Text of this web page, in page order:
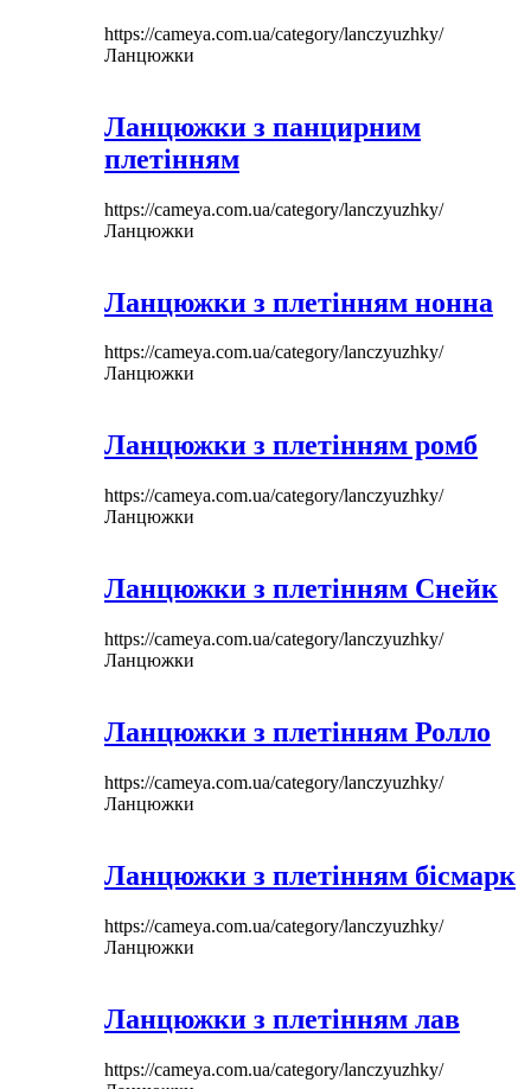
https://cameya.com.ua/category/lanczyuzhky/
Ланцюжки
Ланцюжки з панцирним
плетінням
https://cameya.com.ua/category/lanczyuzhky/
Ланцюжки
Ланцюжки з плетінням нонна
https://cameya.com.ua/category/lanczyuzhky/
Ланцюжки
Ланцюжки з плетінням ромб
https://cameya.com.ua/category/lanczyuzhky/
Ланцюжки
Ланцюжки з плетінням Снейк
https://cameya.com.ua/category/lanczyuzhky/
Ланцюжки
Ланцюжки з плетінням Ролло
https://cameya.com.ua/category/lanczyuzhky/
Ланцюжки
Ланцюжки з плетінням бісмарк
https://cameya.com.ua/category/lanczyuzhky/
Ланцюжки
Ланцюжки з плетінням лав
https://cameya.com.ua/category/lanczyuzhky/